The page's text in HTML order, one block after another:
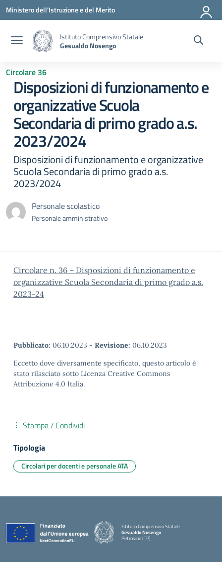
Vai ai contenuti
Vai al menu di navigazione
Vai al footer
Ministero dell'Istruzione e del Merito
Istituto Comprensivo Statale
Gesualdo Nosengo
Circolare 36
Disposizioni di funzionamento e
organizzative Scuola
Secondaria di primo grado a.s.
2023/2024
Disposizioni di funzionamento e organizzative
Scuola Secondaria di primo grado a.s.
2023/2024
Personale scolastico
Personale amministrativo
Circolare n. 36 – Disposizioni di funzionamento e
organizzative Scuola Secondaria di primo grado a.s.
2023-24
Pubblicato: 06.10.2023 - Revisione: 06.10.2023
Eccetto dove diversamente specificato, questo articolo è
stato rilasciato sotto Licenza Creative Commons
Attribuzione 4.0 Italia.
Stampa / Condividi
Tipologia
Circolari per docenti e personale ATA
Istituto Comprensivo Statale
Gesualdo Nosengo
Petrosino (TP)